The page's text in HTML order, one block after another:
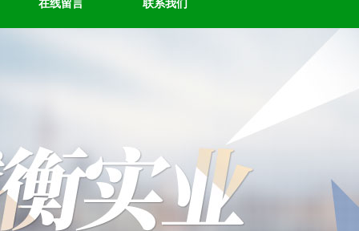
在线留言 联系我们